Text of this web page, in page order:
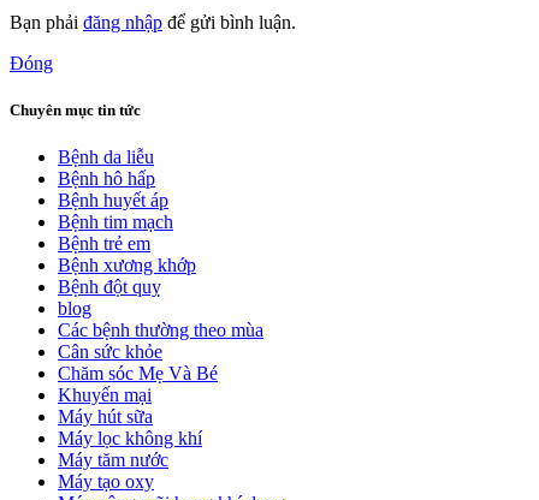
Bạn phải đăng nhập để gửi bình luận.
Đóng
Chuyên mục tin tức
Bệnh da liễu
Bệnh hô hấp
Bệnh huyết áp
Bệnh tim mạch
Bệnh trẻ em
Bệnh xương khớp
Bệnh đột quỵ
blog
Các bệnh thường theo mùa
Cân sức khỏe
Chăm sóc Mẹ Và Bé
Khuyến mại
Máy hút sữa
Máy lọc không khí
Máy tăm nước
Máy tạo oxy